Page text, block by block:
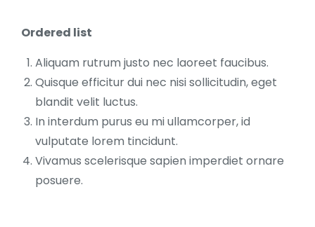
Ordered list
Aliquam rutrum justo nec laoreet faucibus.
Quisque efficitur dui nec nisi sollicitudin, eget
blandit velit luctus.
In interdum purus eu mi ullamcorper, id
vulputate lorem tincidunt.
Vivamus scelerisque sapien imperdiet ornare
posuere.